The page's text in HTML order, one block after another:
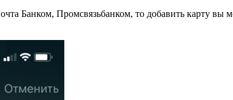
Банком, Промсвязьбанком, то добавить карту вы